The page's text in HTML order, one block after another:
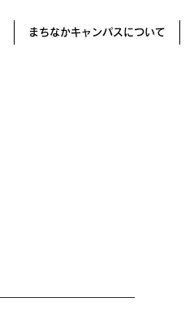
まちなかキャンパスについて